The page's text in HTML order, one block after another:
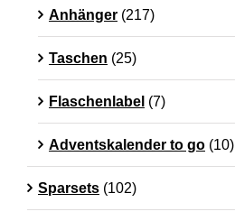
Anhänger (217)
Taschen (25)
Flaschenlabel (7)
Adventskalender to go (10)
Sparsets (102)